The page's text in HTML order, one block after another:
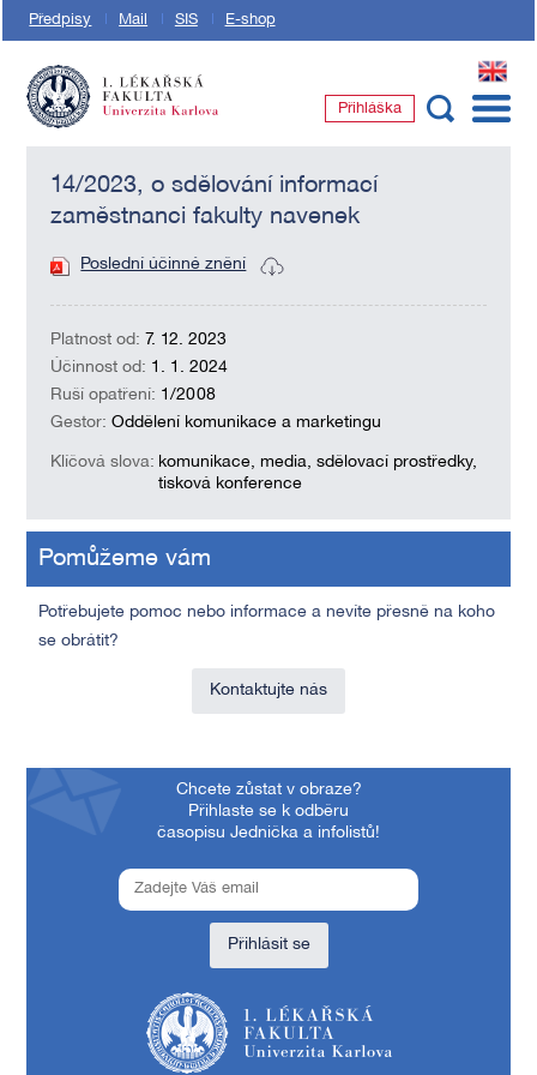
Předpisy Mail SIS E-shop
EN
Přihláška
14/2023, o sdělování informací
zaměstnanci fakulty navenek
Poslední účinné znění
Platnost od: 7. 12. 2023
Účinnost od: 1. 1. 2024
Ruší opatření: 1/2008
Gestor:Oddělení komunikace a marketingu
Klíčová slova: komunikace, media, sdělovací prostředky,
tisková konference
Pomůžeme vám
Potřebujete pomoc nebo informace a nevíte přesně na koho
se obrátit?
Kontaktujte nás
Chcete zůstat v obraze?
Přihlaste se k odběru
časopisu Jednička a infolistů!
Přihlásit se